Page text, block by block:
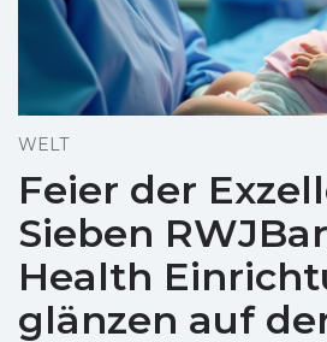
WELT
Feier der
Sieben
Health
glänzen auf